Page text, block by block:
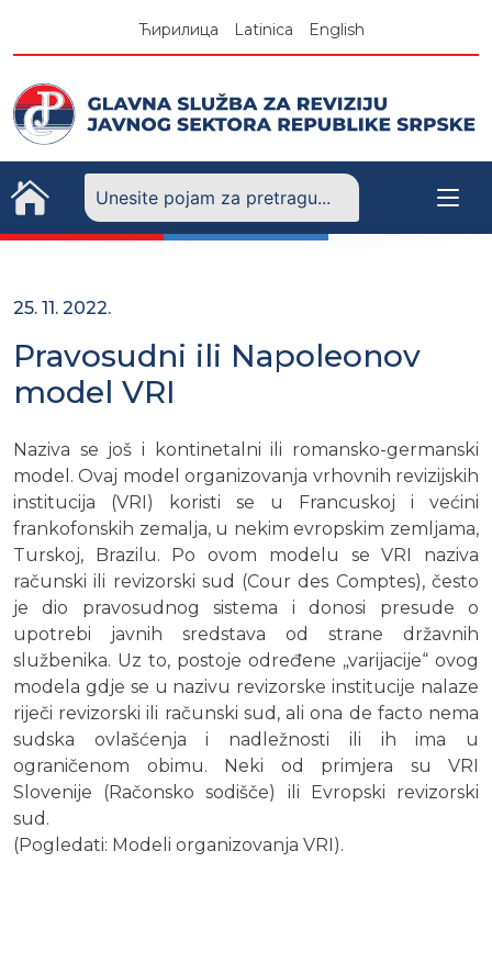
Ћирилица Latinica English
25. 11. 2022.
Pravosudni ili Napoleonov
model VRI
Naziva se još i kontinetalni ili romansko-germanski
model. Ovaj model organizovanja vrhovnih revizijskih
institucija (VRI) koristi se u Francuskoj i većini
frankofonskih zemalja, u nekim evropskim zemljama,
Turskoj, Brazilu. Po ovom modelu se VRI naziva
računski ili revizorski sud (Cour des Comptes), često
je dio pravosudnog sistema i donosi presude o
upotrebi javnih sredstava od strane državnih
službenika. Uz to, postoje određene „varijacije“ ovog
modela gdje se u nazivu revizorske institucije nalaze
riječi revizorski ili računski sud, ali ona de facto nema
sudska ovlašćenja i nadležnosti ili ih ima u
ograničenom obimu. Neki od primjera su VRI
Slovenije (Račonsko sodišče) ili Evropski revizorski
sud.
(Pogledati: Modeli organizovanja VRI).